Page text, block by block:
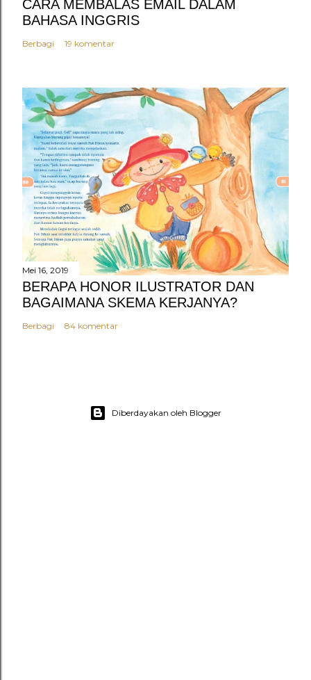
CARA MEMBALAS EMAIL DALAM
BAHASA INGGRIS
Berbagi 19 komentar
Mei 16, 2019
BERAPA HONOR ILUSTRATOR DAN
BAGAIMANA SKEMA KERJANYA?
Berbagi 84 komentar
Diberdayakan oleh Blogger